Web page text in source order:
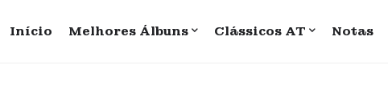
Início Melhores Álbuns Clássicos AT Notas